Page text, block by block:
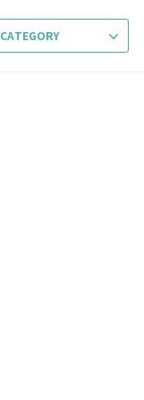
CATEGORY